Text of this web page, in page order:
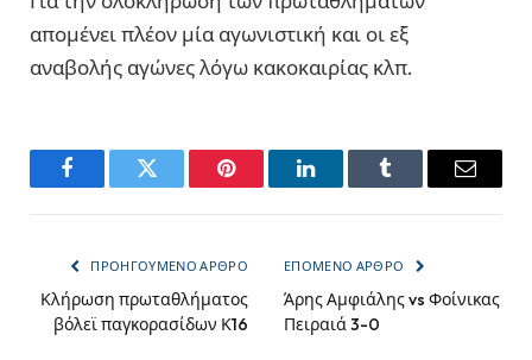
απομένει πλέον μία αγωνιστική και οι εξ
αναβολής αγώνες λόγω κακοκαιρίας κλπ.
FacebookTwitter Pinterest LinkedInTumblr Email
ΠΡΟΗΓΟΎΜΕΝΟ ΆΡΘΡΟ
Κλήρωση πρωταθλήματος
βόλεϊ παγκορασίδων Κ16
ΕΠΌΜΕΝΟ ΆΡΘΡΟ
Άρης Αμφιάλης vs Φοίνικας
Πειραιά 3-0